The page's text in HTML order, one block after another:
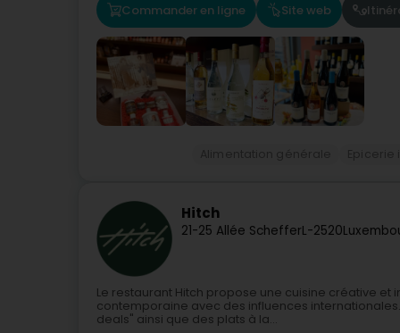
Commander en ligne Site web
Hitch
21-25 Allée SchefferL-2520
Le restaurant Hitch propose une cuisine créative
contemporaine avec des influences
deals" ainsi que des plats à la...